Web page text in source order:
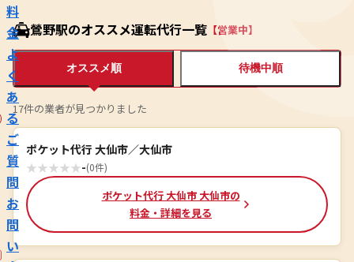
料
金
よ
く
あ
る
ご
質
問
お
問
い
鶯野駅のオススメ運転代行一覧 【営業中】
オススメ順 待機中順
17件の業者が見つかりました
ポケット代行 大仙市／大仙市
★★★★★-(0件)
ポケット代行 大仙市 大仙市の
料金・詳細を見る